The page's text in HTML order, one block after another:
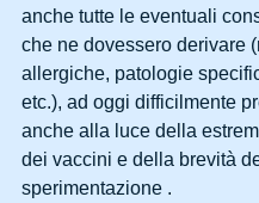
anche tutte le eventuali
che ne dovessero derivare
allergiche, patologie
etc.), ad oggi difficilmente
anche alla luce della
dei vaccini e della brevità
sperimentazione .